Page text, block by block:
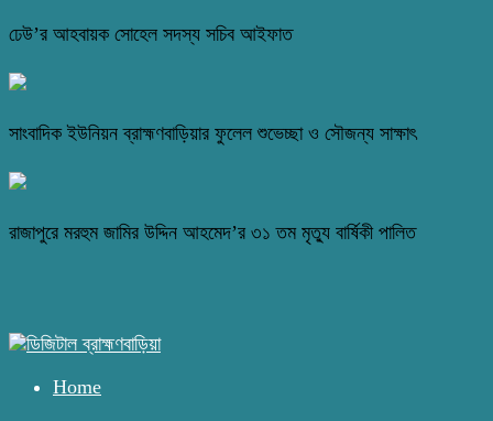
ঢেউ’র আহবায়ক সোহেল সদস্য সচিব আইফাত
সাংবাদিক ইউনিয়ন ব্রাহ্মণবাড়িয়ার ফুলেল শুভেচ্ছা ও সৌজন্য সাক্ষাৎ
রাজাপুরে মরহুম জামির উদ্দিন আহমেদ’র ৩১ তম মৃত্যু বার্ষিকী পালিত
Home